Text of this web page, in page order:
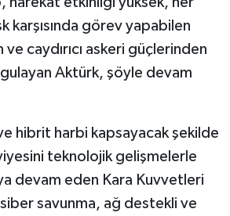
karşısında görev yapabilen
ve caydırıcı askeri güçlerinden
Aktürk, şöyle devam
hibrit harbi kapsayacak şekilde
teknolojik gelişmelerle
devam eden Kara Kuvvetleri
siber savunma, ağ destekli ve